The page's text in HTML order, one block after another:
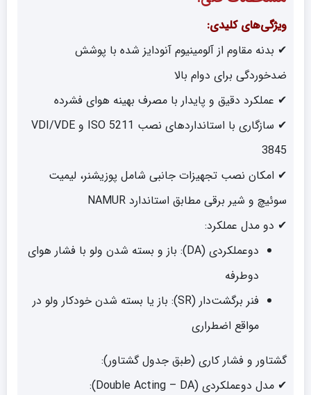
ویژگی‌های کلیدی:
✔ بدنه مقاوم از آلومینیوم آنودایز شده با پوشش
ضدخوردگی برای دوام بالا
✔ عملکرد دقیق و پایدار با مصرف بهینه هوای فشرده
✔ سازگاری با استانداردهای نصب ISO 5211 و VDI/VDE
3845
✔ امکان نصب تجهیزات جانبی شامل پوزیشنر، لیمیت
سوئیچ و شیر برقی مطابق استاندارد NAMUR
✔ دو مدل عملکرد:
دو‌عملکردی (DA): باز و بسته شدن ولو با فشار هوای
دوطرفه
فنر برگشت‌دار (SR): باز یا بسته شدن خودکار ولو در
مواقع اضطراری
گشتاور و فشار کاری (طبق جدول گشتاور):
✔ مدل دو‌عملکردی (Double Acting – DA):